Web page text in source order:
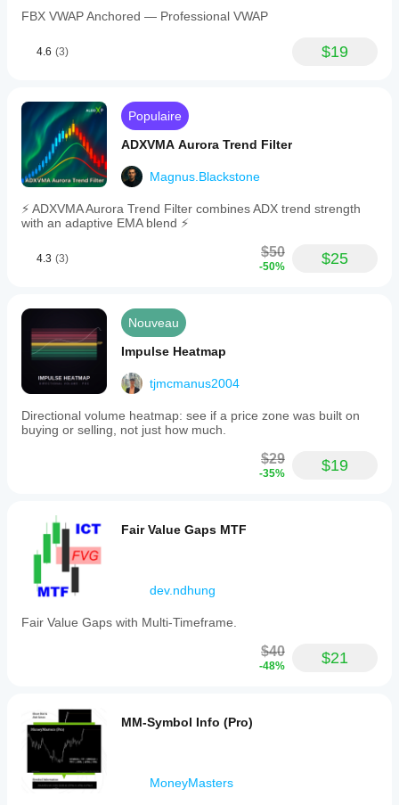
FBX VWAP Anchored — Professional VWAP
4.6 (3) $19
Populaire
ADXVMA Aurora Trend Filter
Magnus.Blackstone
⚡ ADXVMA Aurora Trend Filter combines ADX trend strength
with an adaptive EMA blend ⚡
4.3 (3) $50
-50% $25
Nouveau
Impulse Heatmap
tjmcmanus2004
Directional volume heatmap: see if a price zone was built on
buying or selling, not just how much.
$29
-35% $19
Fair Value Gaps MTF
dev.ndhung
Fair Value Gaps with Multi-Timeframe.
$40
-48% $21
MM-Symbol Info (Pro)
MoneyMasters